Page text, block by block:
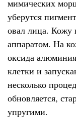
мимических
уберутся
овал лица.
аппаратом. На
оксида
клетки и
несколько
обновляется,
упругими.